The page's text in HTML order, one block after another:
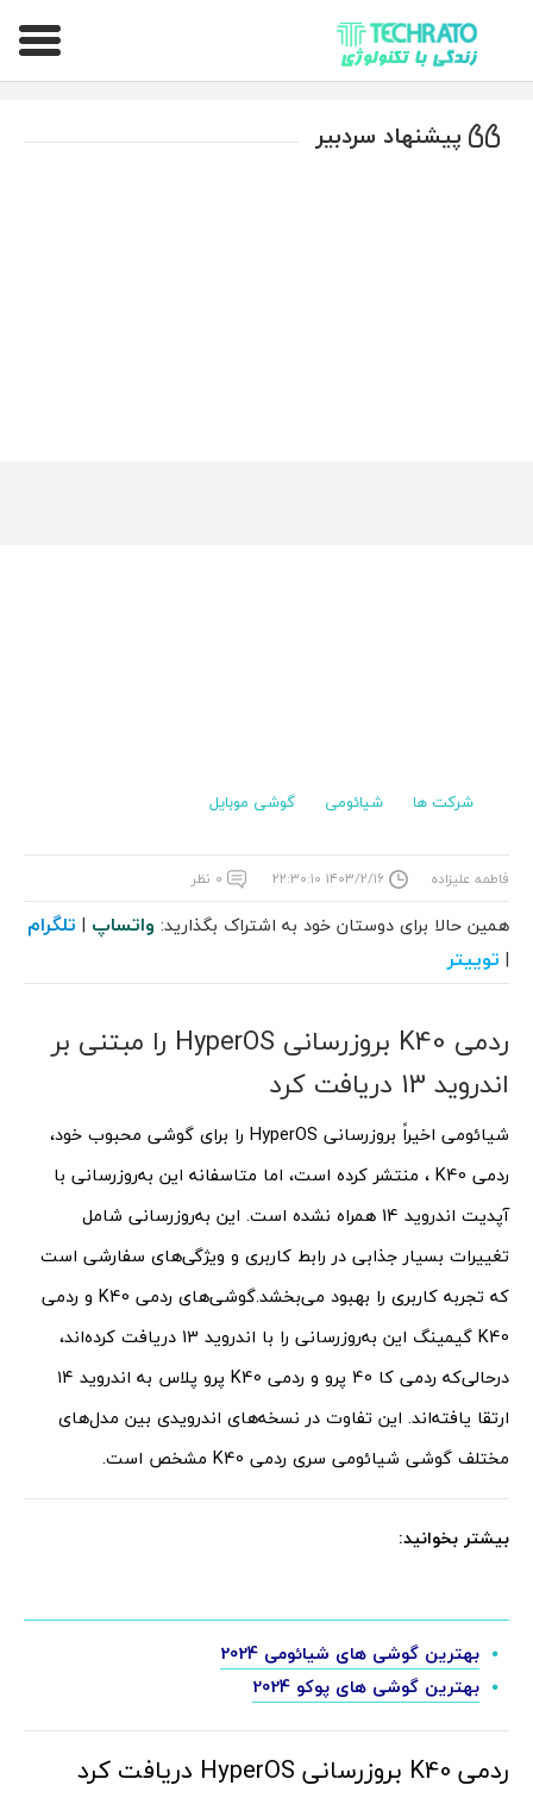
تکراتو – زندگی با تکنولوژی
پیشنهاد سردبیر
شرکت ها شیائومی گوشی موبایل
فاطمه علیزاده ۱۴۰۳/۲/۱۶ ۲۲:۳۰:۱۰ ۰ نظر
همین حالا برای دوستان خود به اشتراک بگذارید: واتساپ | تلگرام
| توییتر
ردمی K40 بروزرسانی HyperOS را مبتنی بر
اندروید 13 دریافت کرد
شیائومی اخیراً بروزرسانی HyperOS را برای گوشی محبوب خود،
ردمی K40 ، منتشر کرده است، اما متاسفانه این به‌روزرسانی با
آپدیت اندروید 14 همراه نشده است. این به‌روزرسانی شامل
تغییرات بسیار جذابی در رابط کاربری و ویژگی‌های سفارشی است
که تجربه کاربری را بهبود می‌بخشد.
گوشی‌های ردمی K40 و ردمی
K40 گیمینگ این به‌روزرسانی را با اندروید 13 دریافت کرده‌اند،
درحالی‌که ردمی کا 40 پرو و ردمی K40 پرو پلاس به اندروید ۱۴
ارتقا یافته‌اند. این تفاوت در نسخه‌های اندرویدی بین مدل‌های
مختلف گوشی شیائومی سری ردمی K40 مشخص است.
بیشتر بخوانید:
بهترین گوشی های شیائومی 2024
بهترین گوشی های پوکو 2024
ردمی K40 بروزرسانی HyperOS دریافت کرد